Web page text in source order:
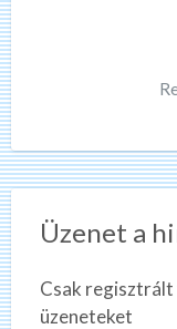
Üzenet a
Csak
üzeneteket